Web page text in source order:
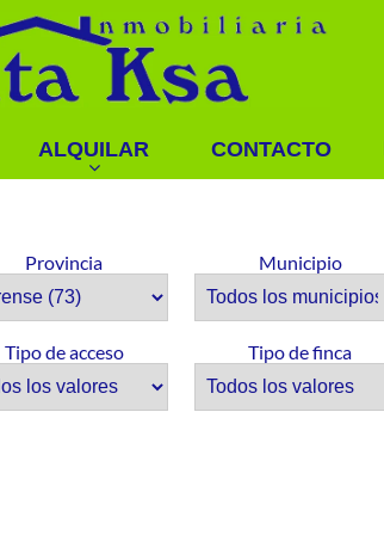
ALQUILAR CONTACTO
Provincia Municipio
Tipo de acceso Tipo de finca